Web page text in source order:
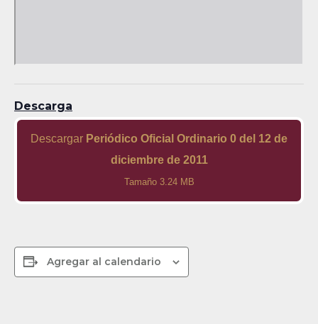
Descarga
Descargar Periódico Oficial Ordinario 0 del 12 de
diciembre de 2011
Tamaño 3.24 MB
Agregar al calendario